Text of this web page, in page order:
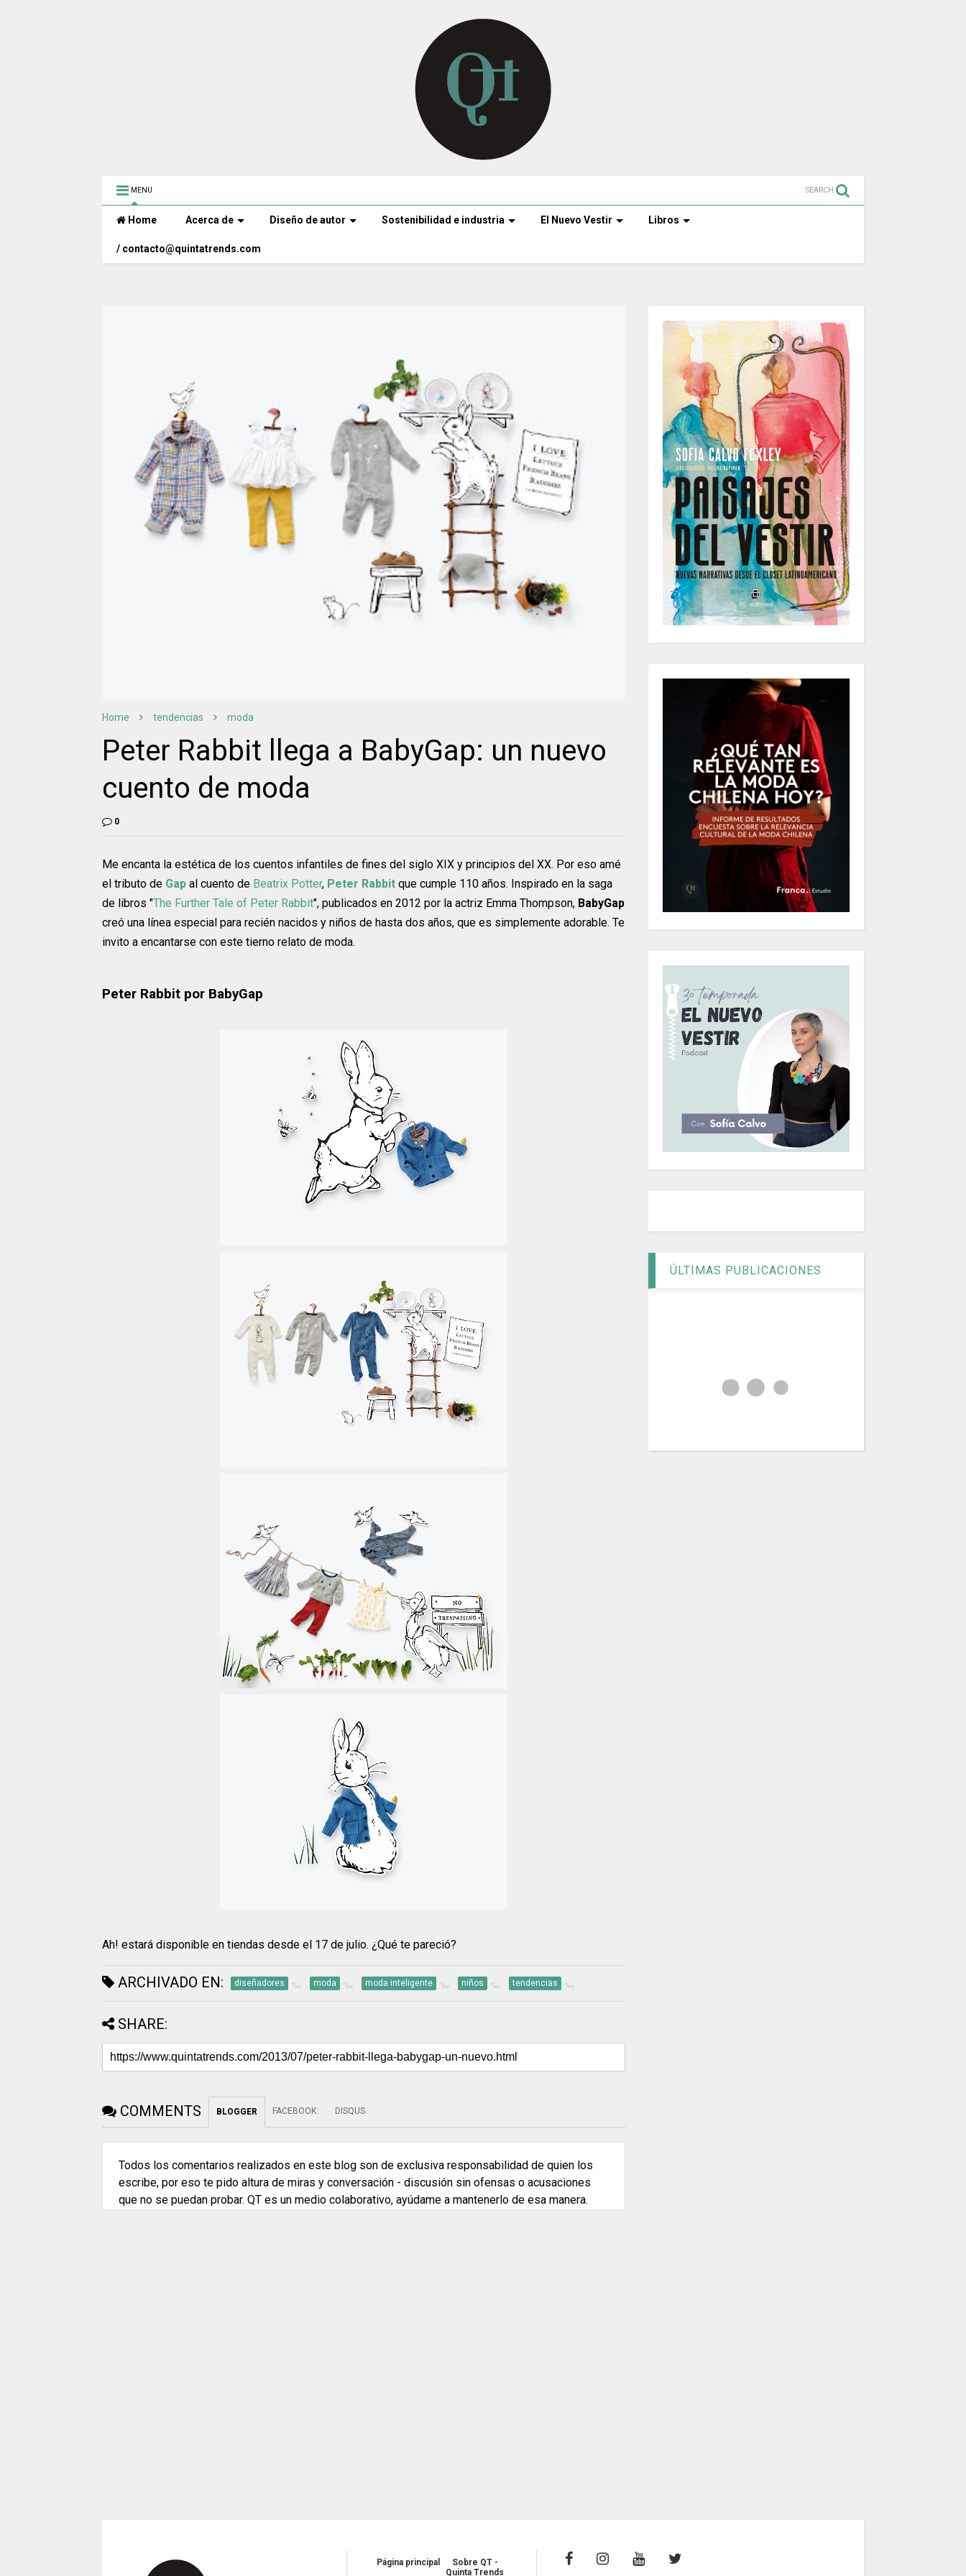
MENU SEARCH
Home Acerca de Diseño de autor Sostenibilidad e industria El Nuevo Vestir Libros
/ contacto@quintatrends.com
Home tendencias moda
Peter Rabbit llega a BabyGap: un nuevo
cuento de moda
0
Me encanta la estética de los cuentos infantiles de fines del siglo XIX y principios del XX. Por eso amé
el tributo de Gap al cuento de Beatrix Potter, Peter Rabbit que cumple 110 años. Inspirado en la saga
de libros "The Further Tale of Peter Rabbit", publicados en 2012 por la actriz Emma Thompson, BabyGap
creó una línea especial para recién nacidos y niños de hasta dos años, que es simplemente adorable. Te
invito a encantarse con este tierno relato de moda.
Peter Rabbit por BabyGap
Ah! estará disponible en tiendas desde el 17 de julio. ¿Qué te pareció?
ARCHIVADO EN: diseñadores moda moda inteligente niños tendencias
SHARE:
COMMENTS BLOGGER FACEBOOK: DISQUS
Todos los comentarios realizados en este blog son de exclusiva responsabilidad de quien los
escribe, por eso te pido altura de miras y conversación - discusión sin ofensas o acusaciones
que no se puedan probar. QT es un medio colaborativo, ayúdame a mantenerlo de esa manera.
ÚLTIMAS PUBLICACIONES
Página principal
Sobre QT -
Quinta Trends